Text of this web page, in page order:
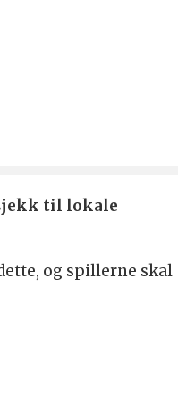
til lokale
og spillerne skal